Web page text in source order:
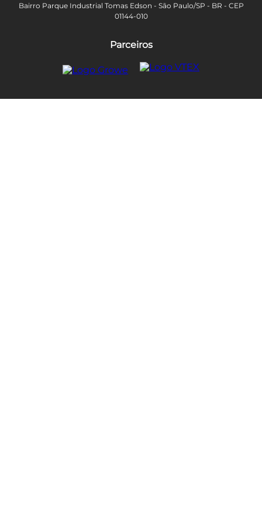
Bairro Parque Industrial Tomas Edson - São Paulo/SP - BR - CEP
01144-010
Parceiros